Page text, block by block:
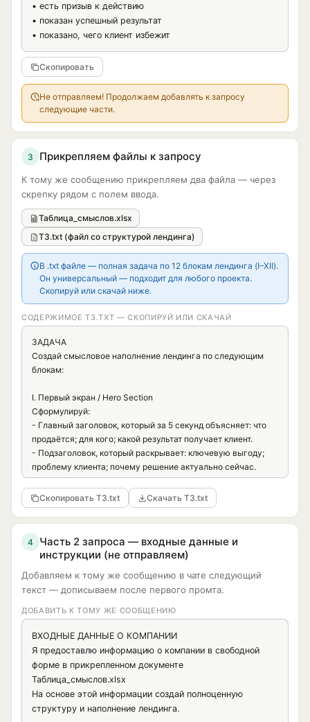
• есть призыв к действию
• показан успешный результат
• показано, чего клиент избежит
Скопировать
Не отправляем! Продолжаем добавлять к запросу
следующие части.
3 Прикрепляем файлы к запросу
К тому же сообщению прикрепляем два файла — через
скрепку рядом с полем ввода.
Таблица_смыслов.xlsx
ТЗ.txt (файл со структурой лендинга)
В .txt файле — полная задача по 12 блокам лендинга (I–XII).
Он универсальный — подходит для любого проекта.
Скопируй или скачай ниже.
СОДЕРЖИМОЕ ТЗ.TXT — СКОПИРУЙ ИЛИ СКАЧАЙ
ЗАДАЧА
Создай смысловое наполнение лендинга по следующим
блокам:
I. Первый экран / Hero Section
Сформулируй:
- Главный заголовок, который за 5 секунд объясняет: что
продаётся; для кого; какой результат получает клиент.
- Подзаголовок, который раскрывает: ключевую выгоду;
проблему клиента; почему решение актуально сейчас.
- Основной CTA.
- Дополнительный CTA, если он нужен.
- Короткий блок доверия под кнопкой: цифры; опыт; кейсы;
гарантия; экспертность; социальное доказательство.
Дай 3 варианта первого экрана: прямой и жёсткий;
экспертный и спокойный; эмоциональный и продающий.
II. Блок проблемы
Опиши проблему клиента так, чтобы он узнал себя.
Создай:
- Заголовок блока.
- 3–5 ключевых болей аудитории.
- Объяснение, почему эта проблема возникает.
- Что клиент теряет, если ничего не менять.
- Мягкий переход к решению.
Важно: не писать абстрактно. Формулировки должны быть
конкретными, живыми и привязанными к реальной
ситуации клиента.
Скопировать ТЗ.txt Скачать ТЗ.txt
4
Часть 2 запроса — входные данные и
инструкции (не отправляем)
Добавляем к тому же сообщению в чате следующий
текст — дописываем после первого промта.
ДОБАВИТЬ К ТОМУ ЖЕ СООБЩЕНИЮ
ВХОДНЫЕ ДАННЫЕ О КОМПАНИИ
Я предоставлю информацию о компании в свободной
форме в прикрепленном документе
Таблица_смыслов.xlsx
На основе этой информации создай полноценную
структуру и наполнение лендинга.